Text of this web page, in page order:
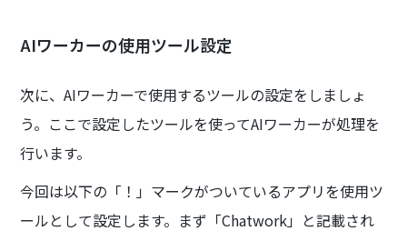
AIワーカーの使用ツール設定
次に、AIワーカーで使用するツールの設定をしましょ
う。ここで設定したツールを使ってAIワーカーが処理を
行います。
今回は以下の「！」マークがついているアプリを使用ツ
ールとして設定します。まず「Chatwork」と記載され